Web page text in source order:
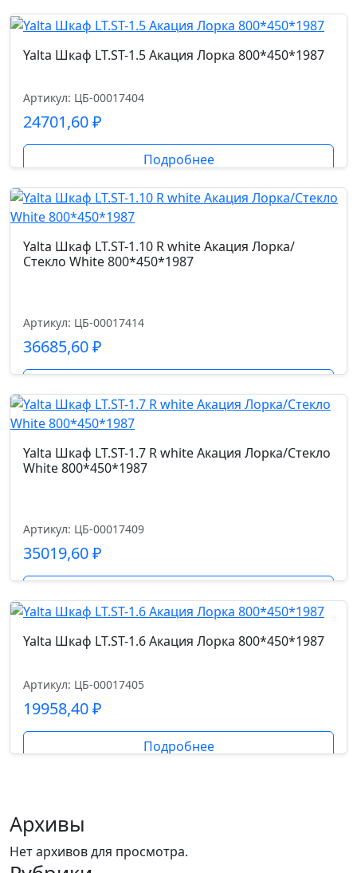
R
(R)
black
Стекло
Black
400*450*1987
Yalta Шкаф LT.ST-1.5 Акация Лорка 800*450*1987
Артикул: ЦБ-00017404
24701,60₽
Подробнее
Yalta Шкаф LT.ST-1.10 R white Акация Лорка/
Стекло White 800*450*1987
Артикул: ЦБ-00017414
36685,60₽
Yalta Шкаф LT.ST-1.7 R white Акация Лорка/Стекло
White 800*450*1987
Артикул: ЦБ-00017409
35019,60₽
Yalta Шкаф LT.ST-1.6 Акация Лорка 800*450*1987
Артикул: ЦБ-00017405
19958,40₽
Подробнее
Архивы
Нет архивов для просмотра.